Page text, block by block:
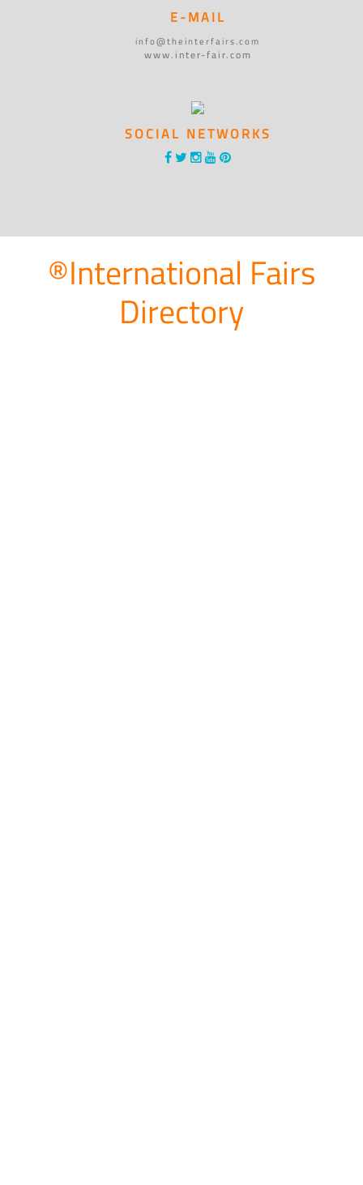
E-MAIL
info@theinterfairs.com
www.inter-fair.com
SOCIAL NETWORKS
®International Fairs
Directory